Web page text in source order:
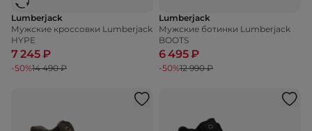
Lumberjack
Мужские кроссовки Lumberjack
HYPE
7 245 ₽
-50%14 490 ₽
Lumberjack
Мужские ботинки Lumberjack
BOOTS
6 495 ₽
-50%12 990 ₽